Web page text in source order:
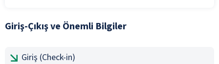
Giriş-Çıkış ve Önemli Bilgiler
Giriş (Check-in)